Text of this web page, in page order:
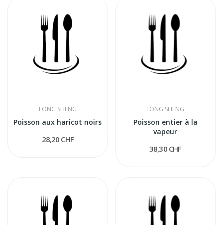
LONG SHENG
Poisson aux haricot noirs
28,20 CHF
LONG SHENG
Poisson entier à la
vapeur
38,30 CHF